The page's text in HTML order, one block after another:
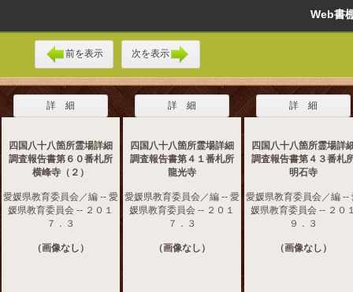
Web
前を表示 次を表示
詳 細
四国八十八箇所霊場詳細
調査報告書第６０番札所
横峰寺（２）
愛媛県教育委員会／編 -- 愛
媛県教育委員会 -- ２０１
７．３
（画像なし）
詳 細
四国八十八箇所霊場詳細
調査報告書第４１番札所
龍光寺
愛媛県教育委員会／編 -- 愛
媛県教育委員会 -- ２０１
７．３
（画像なし）
詳 細
四国八十八箇所霊場詳
調査報告書第４３番札
明石寺
愛媛県教育委員会／編 --
媛県教育委員会 -- ２０
９．３
（画像なし）